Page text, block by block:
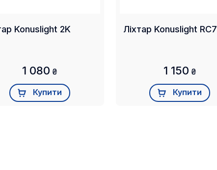
Konuslight 2K
1 080 ₴
Купити
Ліхтар Konuslight RC7
1 150 ₴
Купити